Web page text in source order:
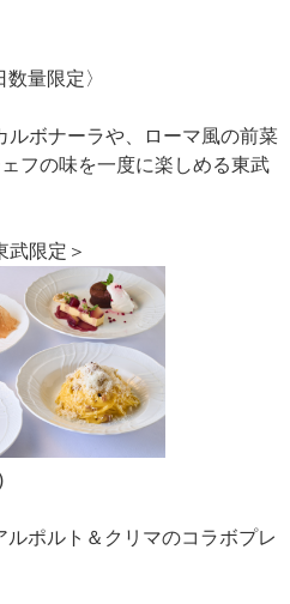
量限定〉
ルボナーラや、ローマ風の前菜
フの味を一度に楽しめる東武
武限定＞
ポルト＆クリマのコラボプレ